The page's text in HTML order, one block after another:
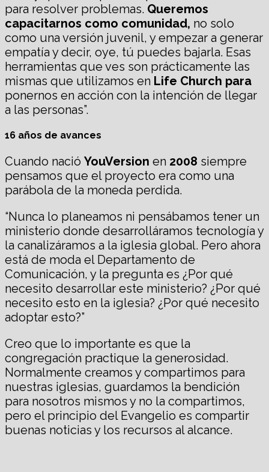
para resolver problemas. Queremos
capacitarnos como comunidad, no solo
como una versión juvenil, y empezar a generar
empatía y decir, oye, tú puedes bajarla. Esas
herramientas que ves son prácticamente las
mismas que utilizamos en Life Church para
ponernos en acción con la intención de llegar
a las personas”.
16 años de avances
Cuando nació YouVersion en 2008 siempre
pensamos que el proyecto era como una
parábola de la moneda perdida.
“Nunca lo planeamos ni pensábamos tener un
ministerio donde desarrolláramos tecnología y
la canalizáramos a la iglesia global. Pero ahora
está de moda el Departamento de
Comunicación, y la pregunta es ¿Por qué
necesito desarrollar este ministerio? ¿Por qué
necesito esto en la iglesia? ¿Por qué necesito
adoptar esto?”
Creo que lo importante es que la
congregación practique la generosidad.
Normalmente creamos y compartimos para
nuestras iglesias, guardamos la bendición
para nosotros mismos y no la compartimos,
pero el principio del Evangelio es compartir
buenas noticias y los recursos al alcance.